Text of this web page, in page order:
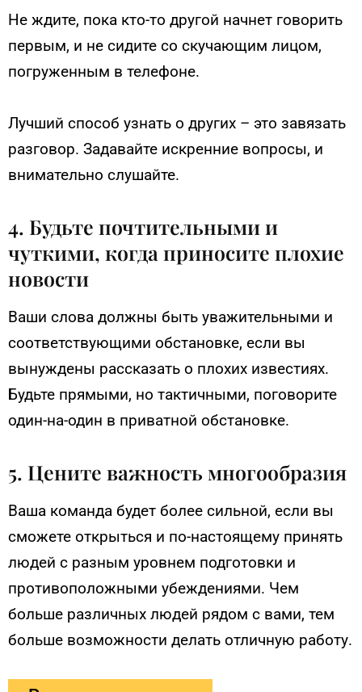
Не ждите, пока кто-то другой начнет говорить
первым, и не сидите со скучающим лицом,
погруженным в телефоне.
Лучший способ узнать о других – это завязать
разговор. Задавайте искренние вопросы, и
внимательно слушайте.
4. Будьте почтительными и
чуткими, когда приносите плохие
новости
Ваши слова должны быть уважительными и
соответствующими обстановке, если вы
вынуждены рассказать о плохих известиях.
Будьте прямыми, но тактичными, поговорите
один-на-один в приватной обстановке.
5. Цените важность многообразия
Ваша команда будет более сильной, если вы
сможете открыться и по-настоящему принять
людей с разным уровнем подготовки и
противоположными убеждениями. Чем
больше различных людей рядом с вами, тем
больше возможности делать отличную работу.